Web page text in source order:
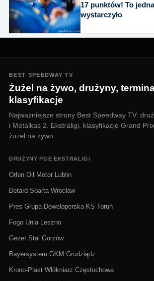
17 punktów! To
wystarczyło
BEST SPEEDWAY TV
Żużel na żywo, drużyny,
klasyfikacje
Najważniejsze strony Best Speedway TV:
i Metalkas 2. Ekstraligi, klasyfikacje Grand
żużel na żywo.
DRUŻYNY PGE EKSTRALIGI
Orlen Oil Motor Lublin
Betard Sparta Wrocław
Pres Grupa Deweloperska KS Toruń
Fogo Unia Leszno
Gezet Stal Gorzów
Bayersystem GKM Grudziądz
Krono-Plast Włókniarz Częstochowa